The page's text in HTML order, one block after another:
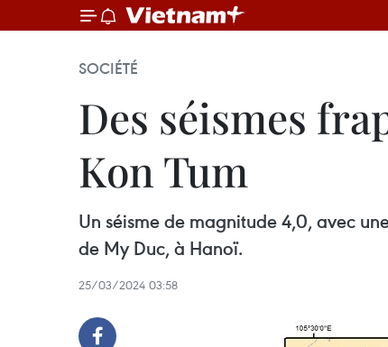
SOCIÉTÉ
Des séismes
Kon Tum
Un séisme de magnitude 4,0, avec
de My Duc, à Hanoï.
25/03/2024 03:58